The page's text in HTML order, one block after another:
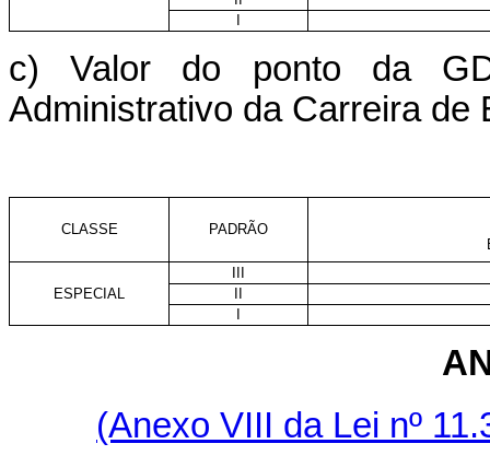
c) Valor do ponto da
Administrativo da Carreira de
CLASSE
PADRÃO
ESPECIAL
(Anexo VIII da Lei nº